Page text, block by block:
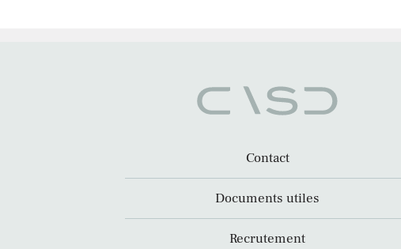
Contact
Documents utiles
Recrutement